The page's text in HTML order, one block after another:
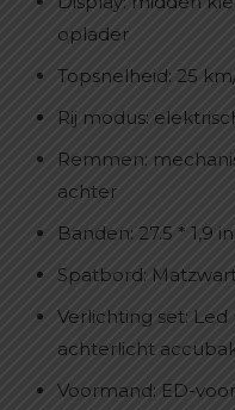
oplader
Topsnelheid: 25
Rij modus:
Remmen:
achter
Banden: 27.5 * 1,9
Spatbord:
Verlichting set:
achterlicht
Voormand: ED-